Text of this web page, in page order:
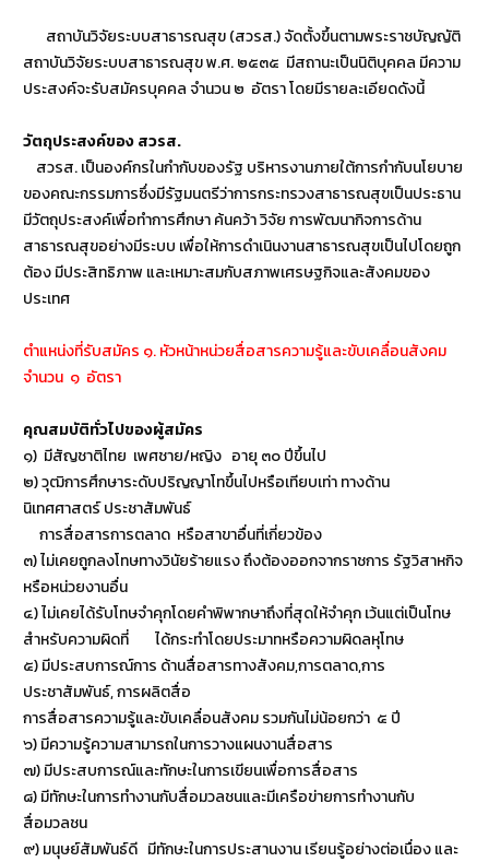
สถาบันวิจัยระบบสาธารณสุข (สวรส.) จัดตั้งขึ้นตามพระราชบัญญัติ
สถาบันวิจัยระบบสาธารณสุข พ.ศ. ๒๕๓๕ มีสถานะเป็นนิติบุคคล มีความ
ประสงค์จะรับสมัครบุคคล จำนวน ๒ อัตรา โดยมีรายละเอียดดังนี้
วัตถุประสงค์ของ สวรส.
สวรส. เป็นองค์กรในกำกับของรัฐ บริหารงานภายใต้การกำกับนโยบาย
ของคณะกรรมการซึ่งมีรัฐมนตรีว่าการกระทรวงสาธารณสุขเป็นประธาน
มีวัตถุประสงค์เพื่อทำการศึกษา ค้นคว้า วิจัย การพัฒนากิจการด้าน
สาธารณสุขอย่างมีระบบ เพื่อให้การดำเนินงานสาธารณสุขเป็นไปโดยถูก
ต้อง มีประสิทธิภาพ และเหมาะสมกับสภาพเศรษฐกิจและสังคมของ
ประเทศ
ตำแหน่งที่รับสมัคร ๑. หัวหน้าหน่วยสื่อสารความรู้และขับเคลื่อนสังคม
จำนวน ๑ อัตรา
คุณสมบัติทั่วไปของผู้สมัคร
๑) มีสัญชาติไทย เพศชาย/หญิง อายุ ๓๐ ปีขึ้นไป
๒) วุฒิการศึกษาระดับปริญญาโทขึ้นไปหรือเทียบเท่า ทางด้าน
นิเทศศาสตร์ ประชาสัมพันธ์
การสื่อสารการตลาด หรือสาขาอื่นที่เกี่ยวข้อง
๓) ไม่เคยถูกลงโทษทางวินัยร้ายแรง ถึงต้องออกจากราชการ รัฐวิสาหกิจ
หรือหน่วยงานอื่น
๔) ไม่เคยได้รับโทษจำคุกโดยคำพิพากษาถึงที่สุดให้จำคุก เว้นแต่เป็นโทษ
สำหรับความผิดที่ ได้กระทำโดยประมาทหรือความผิดลหุโทษ
๕) มีประสบการณ์การ ด้านสื่อสารทางสังคม,การตลาด,การ
ประชาสัมพันธ์, การผลิตสื่อ
การสื่อสารความรู้และขับเคลื่อนสังคม รวมกันไม่น้อยกว่า ๕ ปี
๖) มีความรู้ความสามารถในการวางแผนงานสื่อสาร
๗) มีประสบการณ์และทักษะในการเขียนเพื่อการสื่อสาร
๘) มีทักษะในการทำงานกับสื่อมวลชนและมีเครือข่ายการทำงานกับ
สื่อมวลชน
๙) มนุษย์สัมพันธ์ดี มีทักษะในการประสานงาน เรียนรู้อย่างต่อเนื่อง และ